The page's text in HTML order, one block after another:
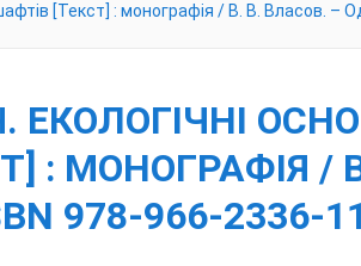
[Текст] : монографія / В. В. Власов. –
ЕКОЛОГІЧНІ
МОНОГРАФІЯ /
978-966-2336-